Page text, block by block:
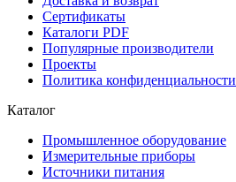
Сертификаты
Каталоги PDF
Популярные производители
Проекты
Политика конфиденциальности
Каталог
Промышленное оборудование
Измерительные приборы
Источники питания